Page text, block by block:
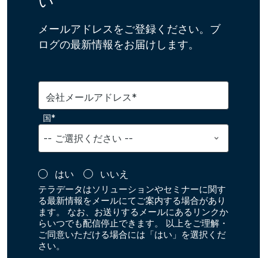
メールアドレスをご登録ください。ブ
ログの最新情報をお届けします。
会社メールアドレス*
国*
はい いいえ
テラデータはソリューションやセミナーに関す
る最新情報をメールにてご案内する場合があり
ます。 なお、お送りするメールにあるリンクか
らいつでも配信停止できます。 以上をご理解・
ご同意いただける場合には「はい」を選択くだ
さい。